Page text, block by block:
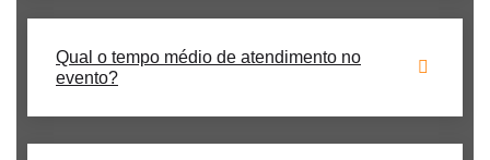
Qual o tempo médio de atendimento no
evento?